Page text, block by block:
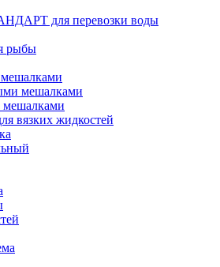
для перевозки воды
рыбы
мешалками
мешалками
вязких жидкостей